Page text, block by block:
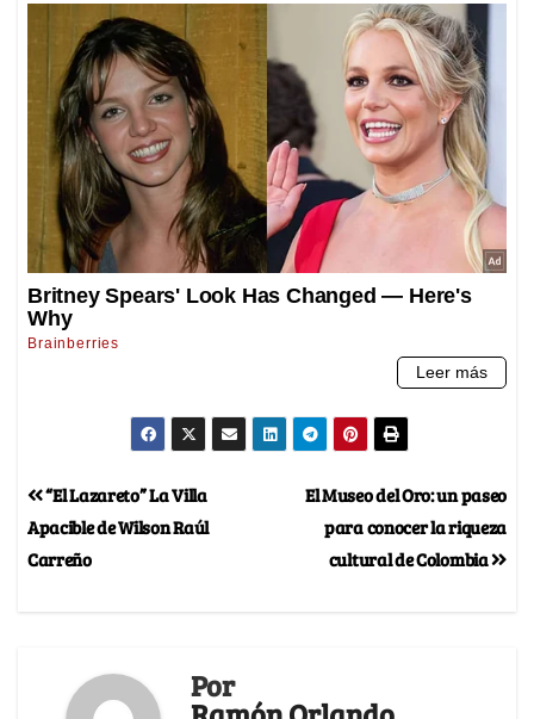
El Museo del Oro: un paseo
para conocer la riqueza
cultural de Colombia
“El Lazareto” La Villa
Apacible de Wilson Raúl
Carreño
Por